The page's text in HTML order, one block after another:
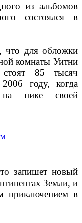
из альбомов
состоялся в
что для обложки
комнаты Уитни
85 тысяч
году, когда
на пике своей
запишет новый
Земли, и
приключением в